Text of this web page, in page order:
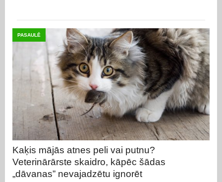
PASAULĒ
Kaķis mājās atnes peli vai putnu?
Veterinārārste skaidro, kāpēc šādas
„dāvanas” nevajadzētu ignorēt